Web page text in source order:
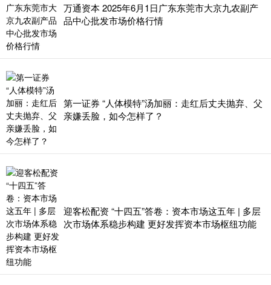
万通资本 2025年6月1日广东东莞市大京九农副产
品中心批发市场价格行情
第一证券 “人体模特”汤加丽：走红后丈夫抛弃、父
亲嫌丢脸，如今怎样了？
迎客松配资 “十四五”答卷：资本市场这五年 | 多层
次市场体系稳步构建 更好发挥资本市场枢纽功能